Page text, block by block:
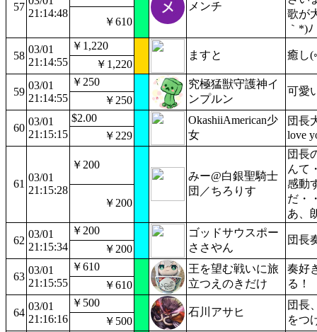
57
21:14:48
メンチ
歌が
｀*)ﾉ
￥610
58
03/01
21:14:55
￥1,220
ますと 癒し
￥1,220
59
03/01
21:14:55
￥250
究極猛獣守護神イ
ンプルン
可愛
￥250
60
03/01
21:15:15
$2.00
OkashiiAmerican少
女
団長
love
￥229
61
03/01
21:15:28
￥200
みー@白銀聖騎士
団／ちろりす
団長
んて
感動
だ
あ、
￥200
62
03/01
21:15:34
￥200
ゴッドサウスポー
ささやん
団長
￥200
63
03/01
21:15:55
￥610
王を望む戦いに旅
立つえのきだけ
奏好
る！
￥610
64
03/01
21:16:16
￥500
石川アサヒ
団長
をつ
￥500